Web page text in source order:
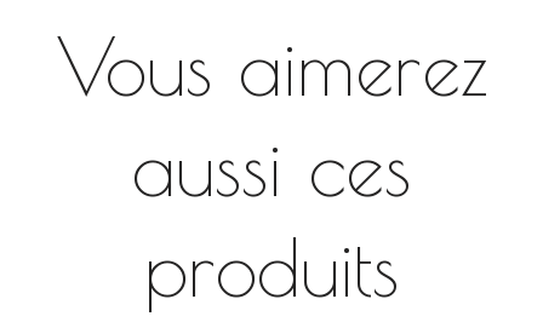
Vous aimerez
aussi ces
produits